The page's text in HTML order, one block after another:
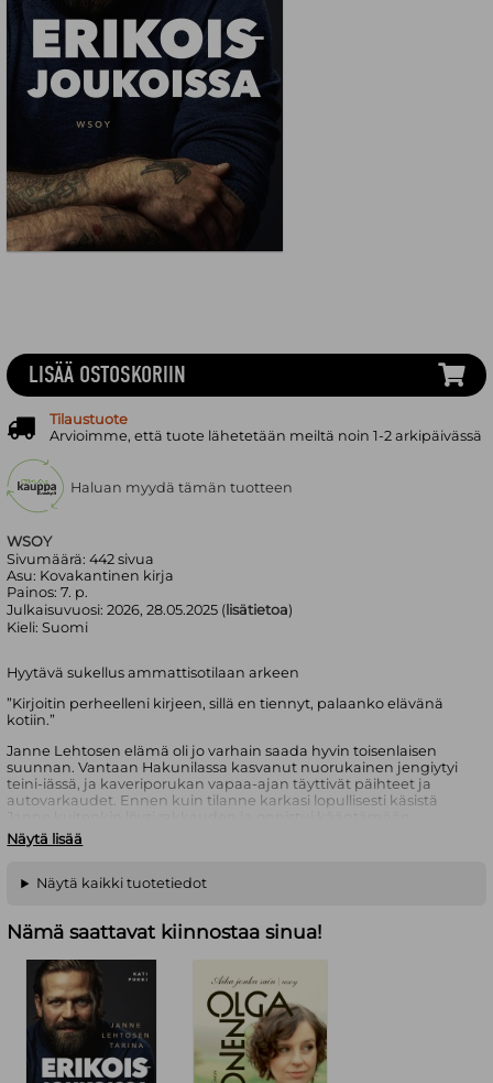
WSOY
Sivumäärä:442 sivua
Asu: Kovakantinen kirja
Painos:7. p.
Julkaisuvuosi:2026, 28.05.2025 ( lisätietoa)
Kieli:Suomi
Hyytävä sukellus ammattisotilaan arkeen
”Kirjoitin perheelleni kirjeen, sillä en tiennyt, palaanko elävänä
kotiin.”
Janne Lehtosen elämä oli jo varhain saada hyvin toisenlaisen
suunnan. Vantaan Hakunilassa kasvanut nuorukainen jengiytyi
teini-iässä, ja kaveriporukan vapaa-ajan täyttivät päihteet ja
autovarkaudet. Ennen kuin tilanne karkasi lopullisesti käsistä
elämänsä suunnan. Puolustusvoimissa hän lunasti
periksiantamattomuutensa ansiosta nopeasti paikkansa ja
ammattisotilaana vei hänet muun muassa merirosvojahtiin
vajonneen aarteen jäljille. Myöhemmin urallaan Janne hautasi
puristuksissa jopa kovaksi keitetty ammattisotilas putosi
polvilleen.
Janne Lehtonen tunnetaan entisenä merivoimien
erikoisjoukkojen sotilaana ja
Erikoisjoukot -televisiosarjan
pääkouluttajana. Nykyisin hän on ammatiltaan pelastaja ja
yrittäjä.
Näytä lisää
LISÄÄ OSTOSKORIIN
Tilaustuote
Arvioimme, että tuote lähetetään meiltä noin 1-2 arkipäivässä
Haluan myydä tämän tuotteen
Näytä kaikki tuotetiedot
Nämä saattavat kiinnostaa sinua!